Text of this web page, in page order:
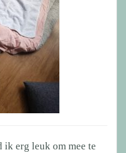
erg leuk om mee te